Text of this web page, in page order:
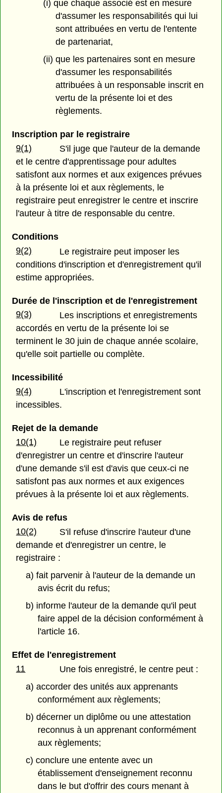
(i) que chaque associé est en mesure
d'assumer les responsabilités qui lui
sont attribuées en vertu de l'entente
de partenariat,
(ii) que les partenaires sont en mesure
d'assumer les responsabilités
attribuées à un responsable inscrit en
vertu de la présente loi et des
règlements.
Inscription par le registraire
9(1)
S'il juge que l'auteur de la demande
et le centre d'apprentissage pour adultes
satisfont aux normes et aux exigences prévues
à la présente loi et aux règlements, le
registraire peut enregistrer le centre et inscrire
l'auteur à titre de responsable du centre.
Conditions
9(2)
Le registraire peut imposer les
conditions d'inscription et d'enregistrement qu'il
estime appropriées.
Durée de l'inscription et de l'enregistrement
9(3)
Les inscriptions et enregistrements
accordés en vertu de la présente loi se
terminent le 30 juin de chaque année scolaire,
qu'elle soit partielle ou complète.
Incessibilité
9(4)
L'inscription et l'enregistrement sont
incessibles.
Rejet de la demande
10(1)
Le registraire peut refuser
d'enregistrer un centre et d'inscrire l'auteur
d'une demande s'il est d'avis que ceux-ci ne
satisfont pas aux normes et aux exigences
prévues à la présente loi et aux règlements.
Avis de refus
10(2)
S'il refuse d'inscrire l'auteur d'une
demande et d'enregistrer un centre, le
registraire :
a) fait parvenir à l'auteur de la demande un
avis écrit du refus;
b) informe l'auteur de la demande qu'il peut
faire appel de la décision conformément à
l'article 16.
Effet de l'enregistrement
11
Une fois enregistré, le centre peut :
a) accorder des unités aux apprenants
conformément aux règlements;
b) décerner un diplôme ou une attestation
reconnus à un apprenant conformément
aux règlements;
c) conclure une entente avec un
établissement d'enseignement reconnu
dans le but d'offrir des cours menant à